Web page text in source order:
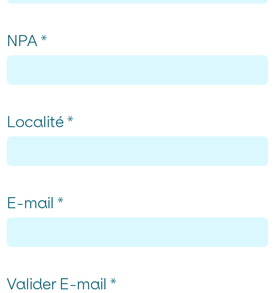
NPA *
Localité *
E-mail *
Valider E-mail *